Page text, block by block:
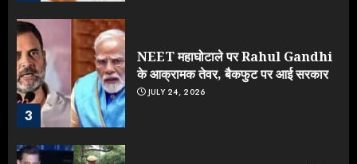
3
NEET महाघोटाले पर Rahul Gandhi
के आक्रामक तेवर, बैकफुट पर आई सरकार
JULY 24, 2026